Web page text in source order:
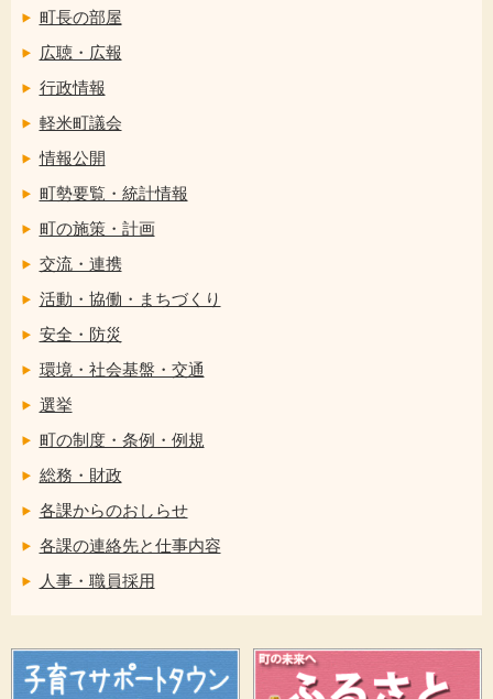
町長の部屋
広聴・広報
行政情報
軽米町議会
情報公開
町勢要覧・統計情報
町の施策・計画
交流・連携
活動・協働・まちづくり
安全・防災
環境・社会基盤・交通
選挙
町の制度・条例・例規
総務・財政
各課からのおしらせ
各課の連絡先と仕事内容
人事・職員採用